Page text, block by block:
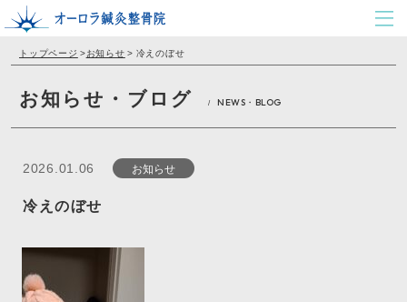
トップページ >お知らせ > 冷えのぼせ
お知らせ・ブログ / NEWS・BLOG
2026.01.06 お知らせ
冷えのぼせ